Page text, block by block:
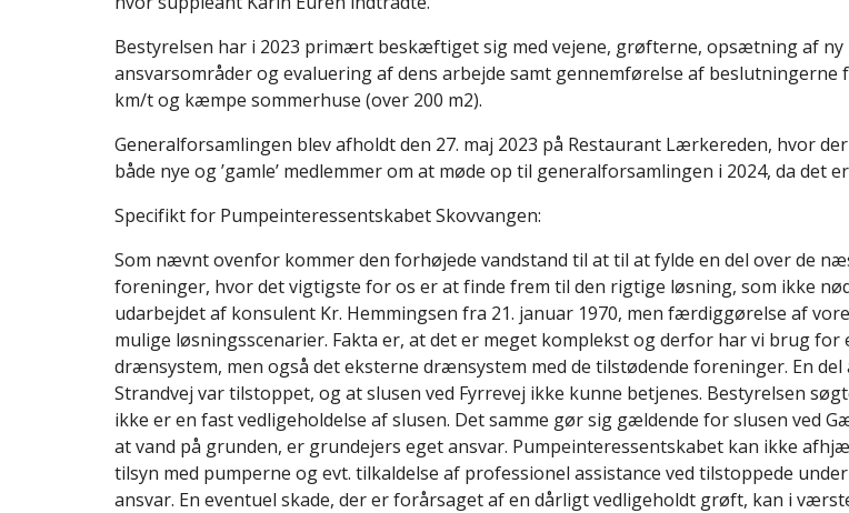
Bestyrelsen har i 2023 primært beskæftiget sig med vejene, grøfterne, opsætning af
ansvarsområder og evaluering af dens arbejde samt gennemførelse af
km/t og kæmpe sommerhuse (over 200 m2).
Generalforsamlingen blev afholdt den 27. maj 2023 på Restaurant Lærkereden, hvor
både nye og ’gamle’ medlemmer om at møde op til generalforsamlingen i 2024, da
Specifikt for Pumpeinteressentskabet Skovvangen:
Som nævnt ovenfor kommer den forhøjede vandstand til at til at fylde en del over de
foreninger, hvor det vigtigste for os er at finde frem til den rigtige løsning, som ikke
udarbejdet af konsulent Kr. Hemmingsen fra 21. januar 1970, men færdiggørelse af
mulige løsningsscenarier. Fakta er, at det er meget komplekst og derfor har vi brug
drænsystem, men også det eksterne drænsystem med de tilstødende foreninger. En
Strandvej var tilstoppet, og at slusen ved Fyrrevej ikke kunne betjenes. Bestyrelsen
ikke er en fast vedligeholdelse af slusen. Det samme gør sig gældende for slusen ved
at vand på grunden, er grundejers eget ansvar. Pumpeinteressentskabet kan ikke
tilsyn med pumperne og evt. tilkaldelse af professionel assistance ved tilstoppede
ansvar. En eventuel skade, der er forårsaget af en dårligt vedligeholdt grøft, kan i